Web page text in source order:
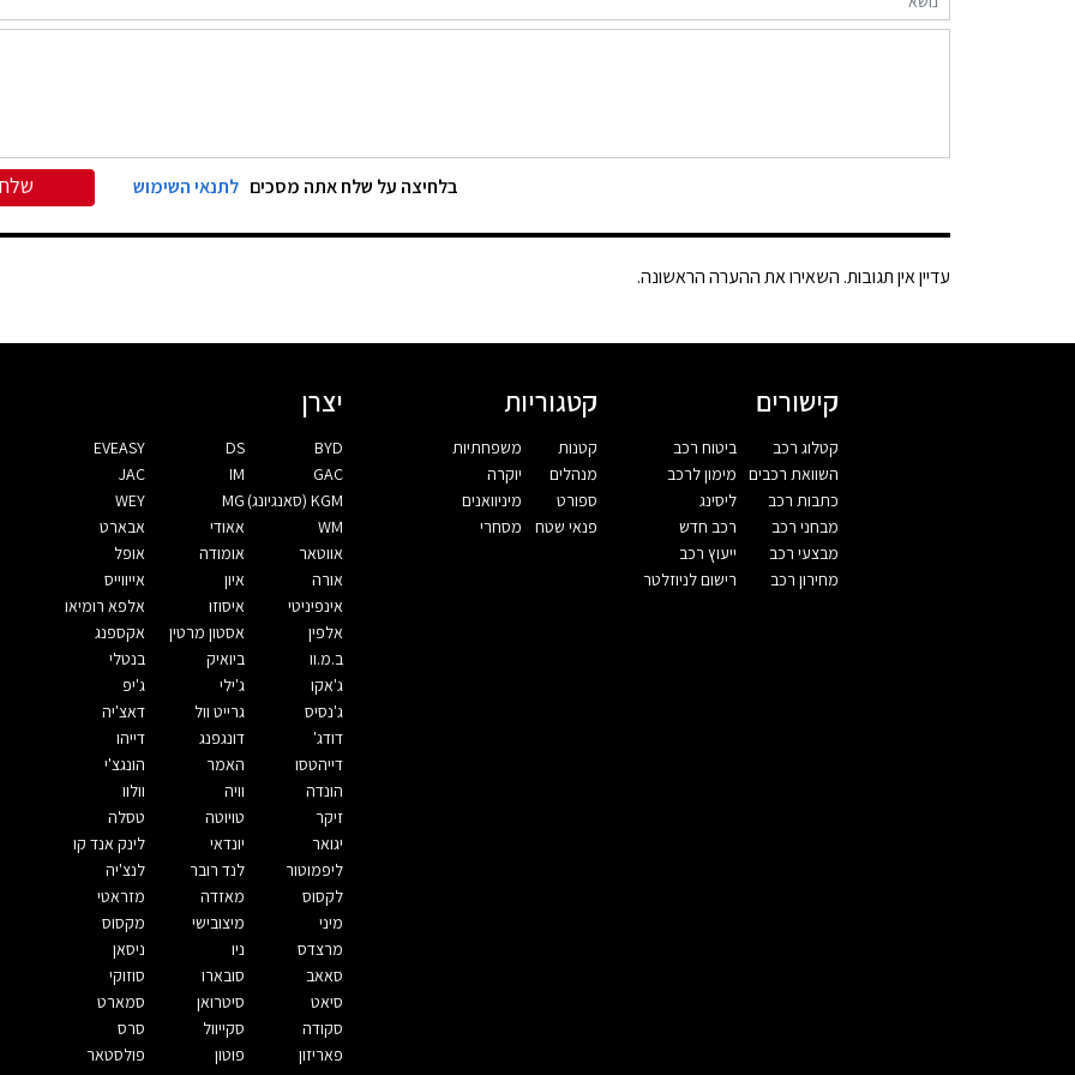
בלחיצה על שלח אתה מסכים לתנאי השימוש
עדיין אין תגובות. השאירו את ההערה הראשונה.
קישורים
קטלוג רכב
השוואת רכבים
כתבות רכב
מבחני רכב
מבצעי רכב
מחירון רכב
ביטוח רכב
מימון לרכב
ליסינג
רכב חדש
ייעוץ רכב
רישום לניוזלטר
קטגוריות
קטנות
מנהלים
ספורט
פנאי שטח
משפחתיות
יוקרה
מיניוואנים
מסחרי
יצרן
BYD
DS
EVEASY
GAC
IM
JAC
KGM (סאנגיונג)
MG
WEY
WM
אאודי
אבארט
אווטאר
אומודה
אופל
אורה
איון
אייווייס
אינפיניטי
איסוזו
אלפא רומיאו
אלפין
אסטון מרטין
אקספנג
ב.מ.וו
ביואיק
בנטלי
ג'אקו
ג'ילי
ג'יפ
ג'נסיס
גרייט וול
דאצ'יה
דודג'
דונגפנג
דייהו
דייהטסו
האמר
הונגצ'י
הונדה
וויה
וולוו
זיקר
טויוטה
טסלה
יגואר
יונדאי
לינק אנד קו
ליפמוטור
לנד רובר
לנצ'יה
לקסוס
מאזדה
מזראטי
מיני
מיצובישי
מקסוס
מרצדס
ניו
ניסאן
סאאב
סובארו
סוזוקי
סיאט
סיטרואן
סמארט
סקודה
סקייוול
סרס
פאריזון
פוטון
פולסטאר